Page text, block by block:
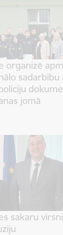
organizē
sadarbību
jomā
sakaru